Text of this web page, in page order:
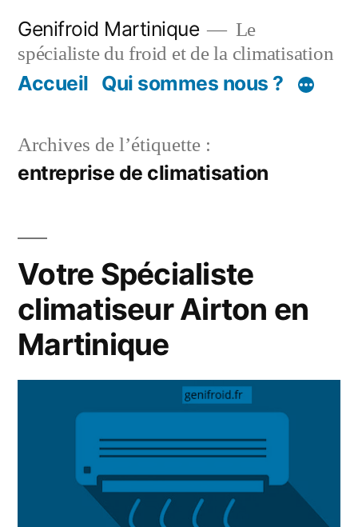
contenu
Genifroid Martinique
Le
spécialiste du froid et de la climatisation
Accueil Qui sommes nous ?
Archives de l’étiquette :
entreprise de climatisation
Votre Spécialiste
climatiseur Airton en
Martinique